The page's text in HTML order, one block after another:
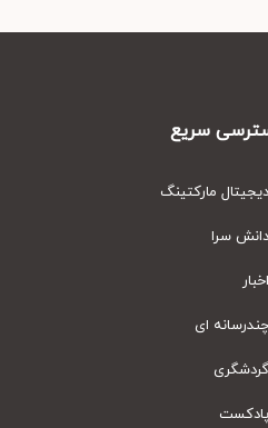
سریع
مارکتینگ
سرا
ای